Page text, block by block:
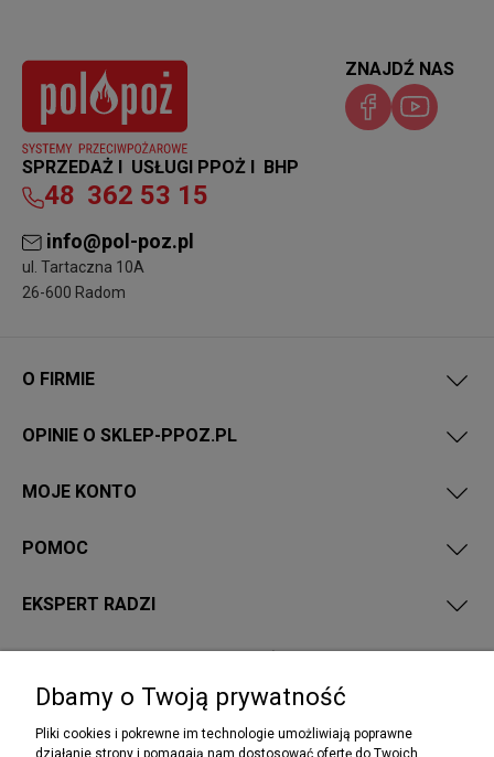
SPRZEDAŻ I USŁUGI PPOŻ I BHP
48 362 53 15
info@pol-poz.pl
ul. Tartaczna 10A
26-600 Radom
ZNAJDŹ NAS
O FIRMIE
OPINIE O SKLEP-PPOZ.PL
MOJE KONTO
POMOC
EKSPERT RADZI
Dbamy o Twoją prywatność
Pliki cookies i pokrewne im technologie umożliwiają poprawne
działanie strony i pomagają nam dostosować ofertę do Twoich